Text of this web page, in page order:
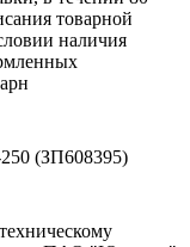
товарной
наличия
(ЗП608395)